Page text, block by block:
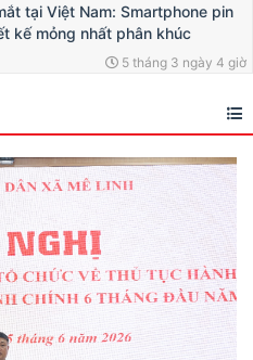
tại Việt Nam: Smartphone pin
kế mỏng nhất phân khúc
5 tháng 3 ngày 4 giờ